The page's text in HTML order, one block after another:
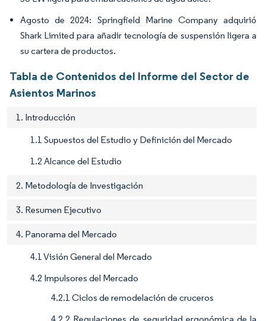
Agosto de 2024: Springfield Marine Company adquirió
Shark Limited para añadir tecnología de suspensión ligera a
su cartera de productos.
Tabla de Contenidos del Informe del Sector de
Asientos Marinos
1. Introducción
1.1 Supuestos del Estudio y Definición del Mercado
1.2 Alcance del Estudio
2. Metodología de Investigación
3. Resumen Ejecutivo
4. Panorama del Mercado
4.1 Visión General del Mercado
4.2 Impulsores del Mercado
4.2.1 Ciclos de remodelación de cruceros